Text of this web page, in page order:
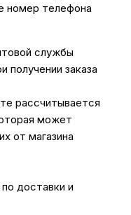
номер телефона
службы
получении заказа
рассчитывается
может
от магазина
доставки и